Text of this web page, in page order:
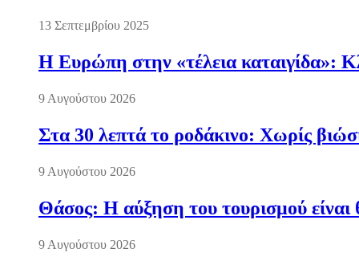
13 Σεπτεμβρίου 2025
Η Ευρώπη στην «τέλεια καταιγίδα»:
9 Αυγούστου 2026
Στα 30 λεπτά το ροδάκινο: Χωρίς
9 Αυγούστου 2026
Θάσος: Η αύξηση του τουρισμού είναι
9 Αυγούστου 2026